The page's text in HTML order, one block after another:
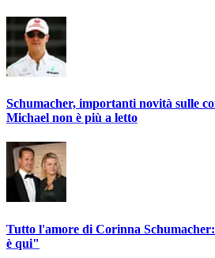
Schumacher, importanti novità sulle
Michael non è più a letto
Tutto l'amore di Corinna
è qui"